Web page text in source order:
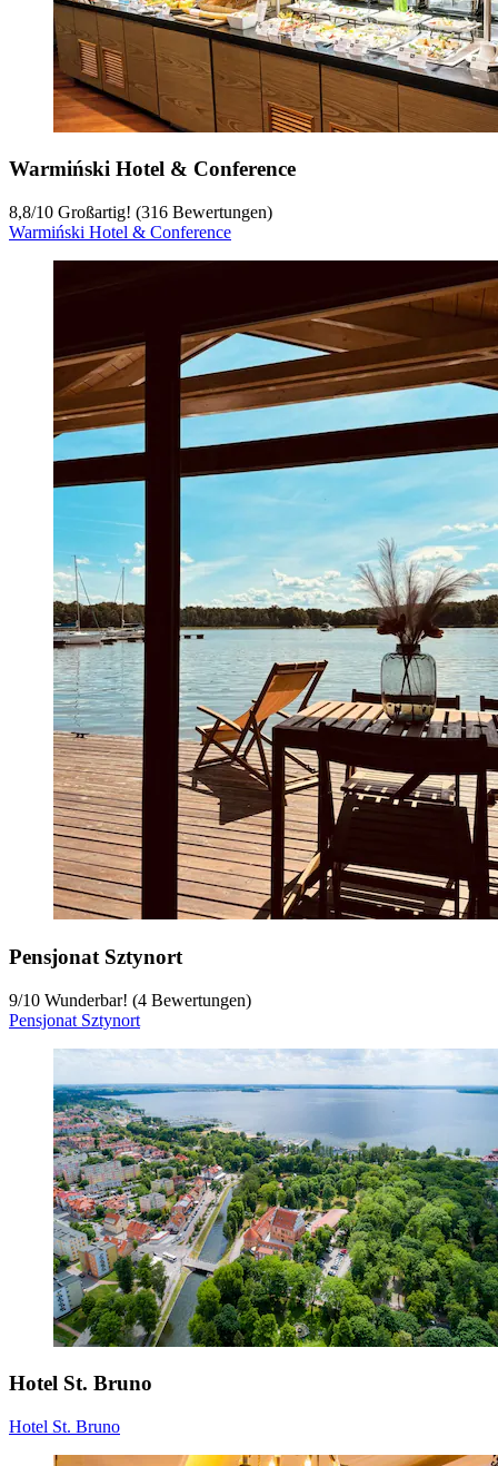
Warmiński Hotel & Conference
8,8/10 Großartig! (316 Bewertungen)
Warmiński Hotel & Conference
Pensjonat Sztynort
9/10 Wunderbar! (4 Bewertungen)
Pensjonat Sztynort
Hotel St. Bruno
Hotel St. Bruno